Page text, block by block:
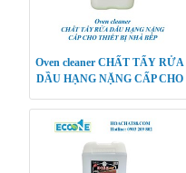
Oven cleaner CHẤT TẨY RỬA
DẦU HẠNG NẶNG CẤP CHO